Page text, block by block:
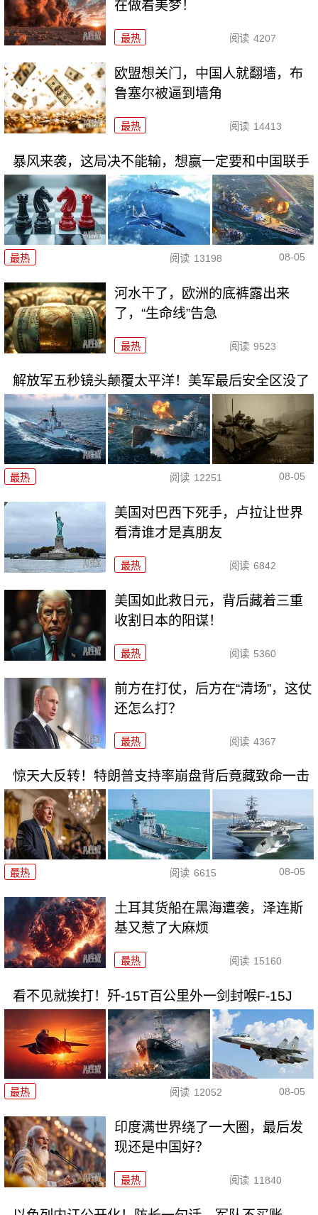
在做着美梦！
最热 阅读 4207
欧盟想关门，中国人就翻墙，布
鲁塞尔被逼到墙角
最热 阅读 14413
暴风来袭，这局决不能输，想赢一定要和中国联手
最热 阅读 13198 08-05
河水干了，欧洲的底裤露出来
了，“生命线”告急
最热 阅读 9523
解放军五秒镜头颠覆太平洋！美军最后安全区没了
最热 阅读 12251 08-05
美国对巴西下死手，卢拉让世界
看清谁才是真朋友
最热 阅读 6842
美国如此救日元，背后藏着三重
收割日本的阳谋！
最热 阅读 5360
前方在打仗，后方在“清场”，这仗
还怎么打？
最热 阅读 4367
惊天大反转！特朗普支持率崩盘背后竟藏致命一击
最热 阅读 6615 08-05
土耳其货船在黑海遭袭，泽连斯
基又惹了大麻烦
最热 阅读 15160
看不见就挨打！歼-15T百公里外一剑封喉F-15J
最热 阅读 12052 08-05
印度满世界绕了一大圈，最后发
现还是中国好？
最热 阅读 11840